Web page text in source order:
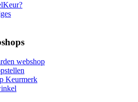
webshop
Keurmerk